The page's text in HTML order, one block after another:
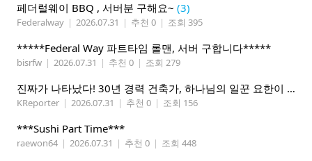
페더럴웨이 BBQ , 서버분 구해요~ (3)
Federalway | 2026.07.31 | 추천 0 | 조회 395
*****Federal Way 파트타임 롤맨, 서버 구합니다*****
bisrfw | 2026.07.31 | 추천 0 | 조회 279
진짜가 나타났다! 30년 경력 건축가, 하나님의 일꾼 요한이 책임 시공합니다.
KReporter | 2026.07.31 | 추천 0 | 조회 156
***Sushi Part Time***
raewon64 | 2026.07.31 | 추천 0 | 조회 448